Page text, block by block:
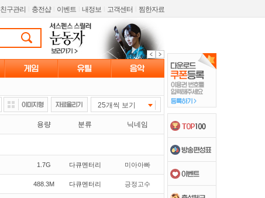
친구관리 충전샵 이벤트 내정보 고객센터 찜한자료
25개씩 보기
용량 분류 닉네임
1.7G 다큐멘터리 미아아빠
488.3M 다큐멘터리 긍정고수